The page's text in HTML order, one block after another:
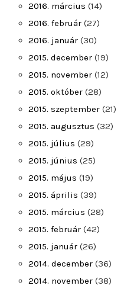
2016. március (14)
2016. február (27)
2016. január (30)
2015. december (19)
2015. november (12)
2015. október (28)
2015. szeptember (21)
2015. augusztus (32)
2015. július (29)
2015. június (25)
2015. május (19)
2015. április (39)
2015. március (28)
2015. február (42)
2015. január (26)
2014. december (36)
2014. november (38)